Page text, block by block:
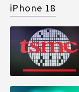
iPhone 18